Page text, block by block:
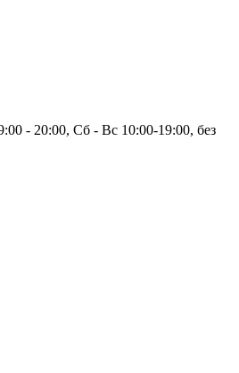
- 20:00, Сб - Вс 10:00-19:00, без